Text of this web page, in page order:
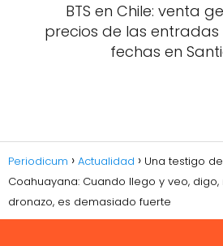
BTS en Chile: venta
precios de las
fechas en
Periodicum Actualidad
Una testigo
Coahuayana: Cuando llego y veo, digo,
dronazo, es demasiado fuerte